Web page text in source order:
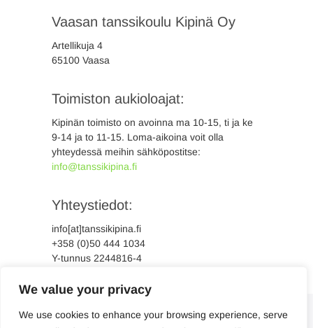
We value your privacy
We use cookies to enhance your browsing experience, serve
Vaasan tanssikoulu Kipinä Oy
Artellikuja 4
65100 Vaasa
Toimiston aukioloajat:
Kipinän toimisto on avoinna ma 10-15, ti ja ke
9-14 ja to 11-15. Loma-aikoina voit olla
yhteydessä meihin sähköpostitse:
info@tanssikipina.fi
Yhteystiedot:
info[at]tanssikipina.fi
+358 (0)50 444 1034
Y-tunnus 2244816-4